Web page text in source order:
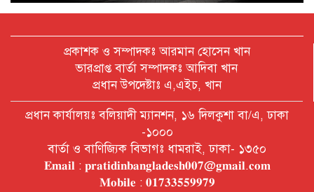
বিদেশ সফরে দেশের মানুষের স্বার্থ নিয়ে
কথা বলেছি : প্রধানমন্ত্রী
চীন বাংলাদেশের গুরুত্বপূর্ণ সহযোগি:
শি জিনপিং
দুপুরের মধ্যে ঢাকাসহ ৯ জেলায় ৬০
প্রকাশক ও সম্পাদকঃ আরমান হোসেন খান
ভারপ্রাপ্ত বার্তা সম্পাদকঃ আদিবা খান
প্রধান উপদেষ্টাঃ এ,এইচ, খান
প্রধান কার্যালয়ঃ বলিয়াদী ম্যানশন, ১৬ দিলকুশা বা/এ, ঢাকা
-১০০০
বার্তা ও বাণিজ্যিক বিভাগঃ ধামরাই, ঢাকা- ১৩৫০
𝐄𝐦𝐚𝐢𝐥 : 𝐩𝐫𝐚𝐭𝐢𝐝𝐢𝐧𝐛𝐚𝐧𝐠𝐥𝐚𝐝𝐞𝐬𝐡𝟎𝟎𝟕@𝐠𝐦𝐚𝐢𝐥.𝐜𝐨𝐦
𝐌𝐨𝐛𝐢𝐥𝐞 : 𝟎𝟏𝟕𝟑𝟑𝟓𝟓𝟗𝟗𝟕𝟗